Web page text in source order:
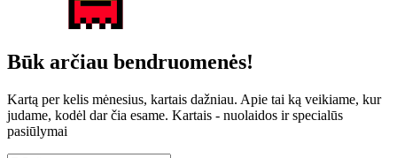
Būk arčiau bendruomenės!
Kartą per kelis mėnesius, kartais dažniau. Apie tai ką veikiame, kur
judame, kodėl dar čia esame. Kartais - nuolaidos ir specialūs
pasiūlymai